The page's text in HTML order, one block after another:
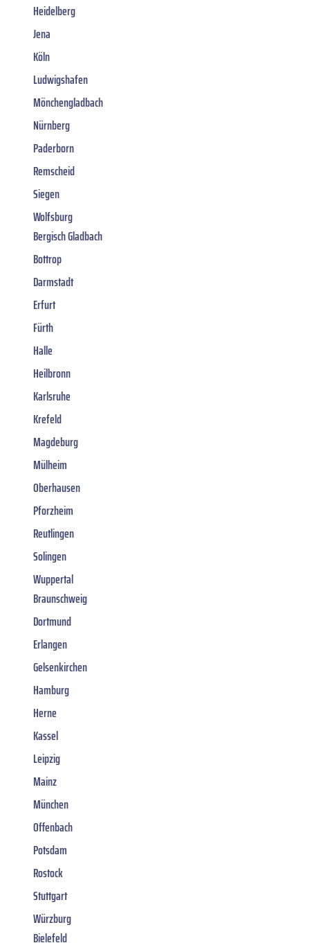
Heidelberg
Jena
Köln
Ludwigshafen
Mönchengladbach
Nürnberg
Paderborn
Remscheid
Siegen
Wolfsburg
Bergisch Gladbach
Bottrop
Darmstadt
Erfurt
Fürth
Halle
Heilbronn
Karlsruhe
Krefeld
Magdeburg
Mülheim
Oberhausen
Pforzheim
Reutlingen
Solingen
Wuppertal
Braunschweig
Dortmund
Erlangen
Gelsenkirchen
Hamburg
Herne
Kassel
Leipzig
Mainz
München
Offenbach
Potsdam
Rostock
Stuttgart
Würzburg
Bielefeld